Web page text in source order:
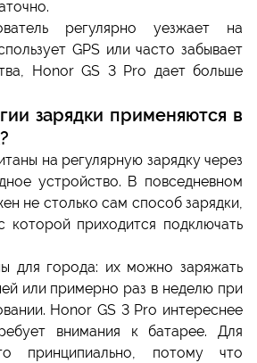
регулярно уезжает на
GPS или часто забывает
Honor GS 3 Pro дает больше
зарядки применяются в
на регулярную зарядку через
устройство. В повседневном
не столько сам способ зарядки,
которой приходится подключать
для города: их можно заряжать
или примерно раз в неделю при
Honor GS 3 Pro интереснее
внимания к батарее. Для
принципиально, потому что